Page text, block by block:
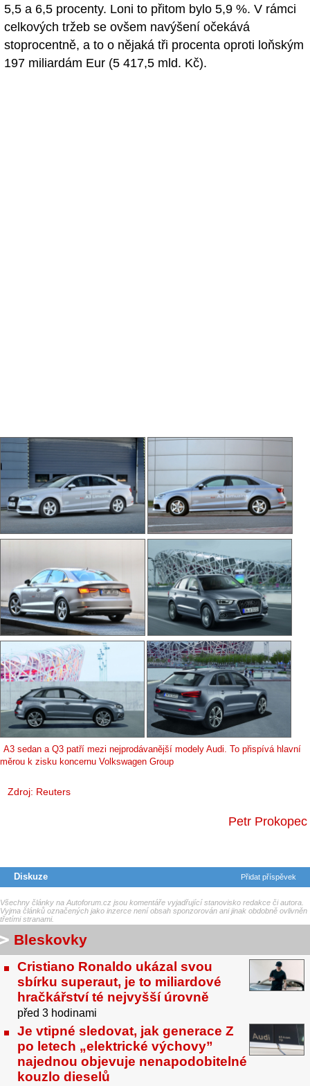
5,5 a 6,5 procenty. Loni to přitom bylo 5,9 %. V rámci
celkových tržeb se ovšem navýšení očekává
stoprocentně, a to o nějaká tři procenta oproti loňským
197 miliardám Eur (5 417,5 mld. Kč).
A3 sedan a Q3 patří mezi nejprodávanější modely Audi. To přispívá hlavní
měrou k zisku koncernu Volkswagen Group
Zdroj: Reuters
Petr Prokopec
Diskuze Přidat příspěvek
Všechny články na Autoforum.cz jsou komentáře vyjadřující stanovisko redakce či autora.
Vyjma článků označených jako inzerce není obsah sponzorován ani jinak obdobně ovlivněn
třetími stranami.
Bleskovky
Cristiano Ronaldo ukázal svou
sbírku superaut, je to miliardové
hračkářství té nejvyšší úrovně
před 3 hodinami
Je vtipné sledovat, jak generace Z
po letech „elektrické výchovy”
najednou objevuje nenapodobitelné
kouzlo dieselů